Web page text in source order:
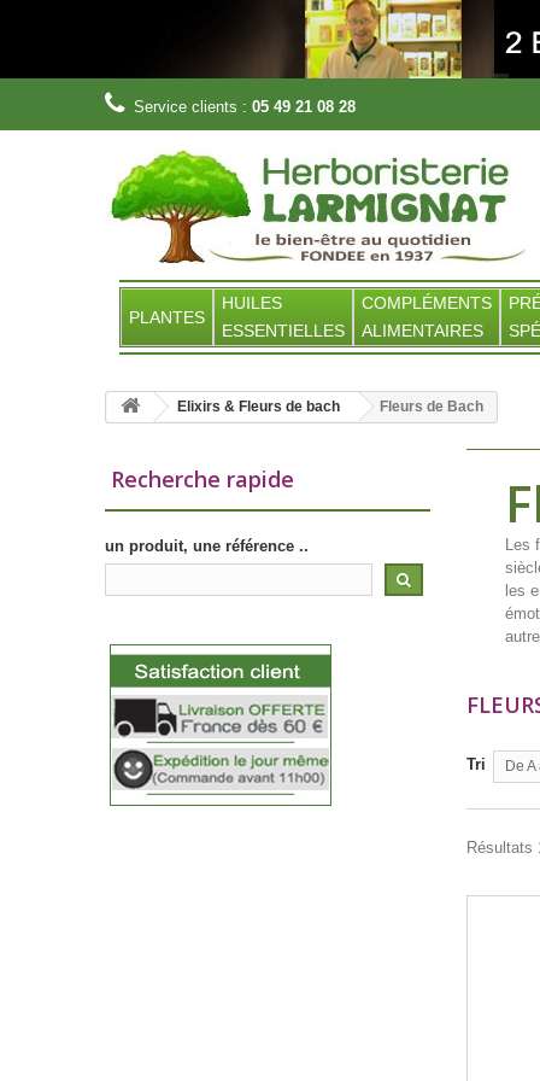
Service clients : 05 49 21 08 28
PLANTES
HUILES
ESSENTIELLES
COMPLÉMENTS
ALIMENTAIRES
Elixirs & Fleurs de bach Fleurs de Bach
Recherche rapide
un produit, une référence ..
Les
les
Tri De A
Résultats